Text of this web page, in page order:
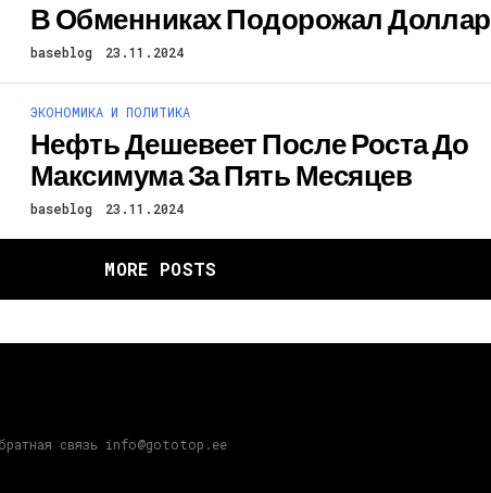
В Обменниках Подорожал Доллар
baseblog 23.11.2024
ЭКОНОМИКА И ПОЛИТИКА
Нефть Дешевеет После Роста До
Максимума За Пять Месяцев
baseblog 23.11.2024
MORE POSTS
связь info@gototop.ee